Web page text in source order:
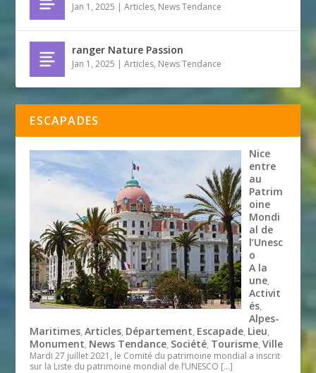
Jan 1, 2025 |Articles, News Tendance
ranger Nature Passion
Jan 1, 2025 |Articles, News Tendance
ESCAPADES
Nice
entre
au
Patrim
oine
Mondi
al de
l’Unesc
o
A la
une,
Activit
és,
Alpes-
Maritimes,Articles, Département, Escapade, Lieu,
Monument, News Tendance, Société, Tourisme,Ville
Mardi 27 juillet 2021, le Comité du patrimoine mondial a inscrit
sur la Liste du patrimoine mondial de l’UNESCO […]